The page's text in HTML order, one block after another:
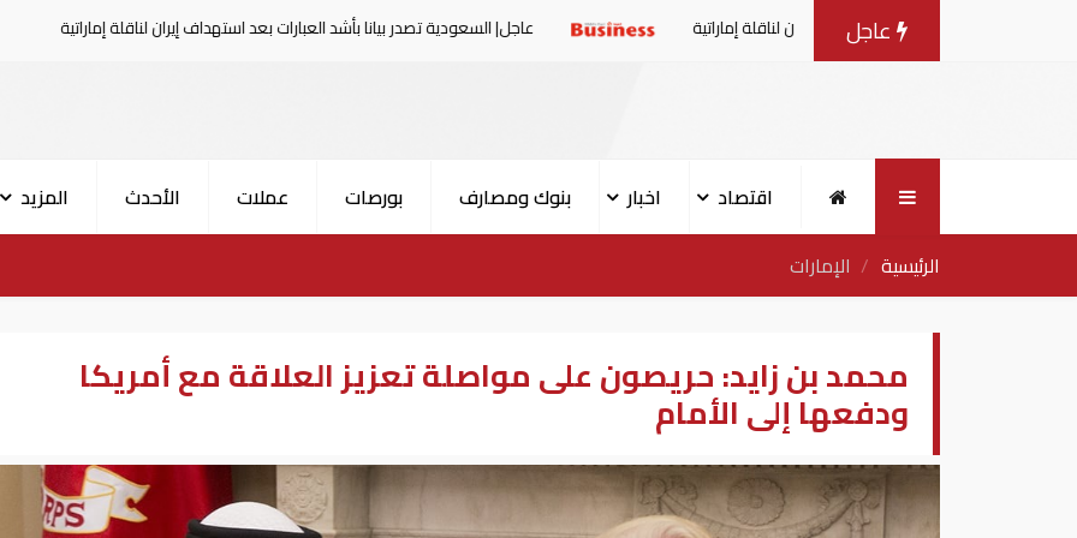
عاجل
بعد استهداف إيران لناقلة إماراتية عاجل| السعودية تصدر بيانا بأشد العبارات بعد استهداف إيران لناقلة إماراتية
اقتصاد اخبار بنوك ومصارف بورصات عملات الأحدث
المزيد
الرئيسية
الإمارات
محمد بن زايد: حريصون على مواصلة تعزيز العلاقة مع أمريكا
ودفعها إلى الأمام